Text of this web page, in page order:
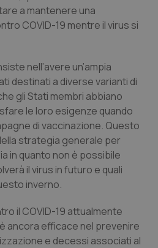
a mantenere una
COVID-19 mentre il virus si
nell’avere un’ampia
destinati a diverse varianti di
gli Stati membri abbiano
le loro esigenze quando
di vaccinazione. Questo
strategia generale per
in quanto non è possibile
il virus in futuro e quali
inverno.
il COVID-19 attualmente
ancora efficace nel prevenire
e decessi associati al